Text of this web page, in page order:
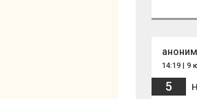
14:19 | 9
5